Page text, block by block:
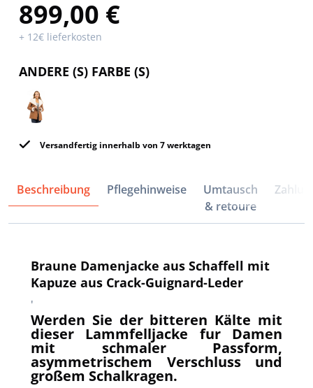
899,00 €
+ 12€ lieferkosten
ANDERE (S) FARBE (S)
Versandfertig innerhalb von 7 werktagen
Beschreibung Pflegehinweise
Umtausch
& retoure
Braune Damenjacke aus Schaffell mit
Kapuze aus Crack-Guignard-Leder
'
Werden Sie der bitteren Kälte mit
dieser Lammfelljacke fur Damen
mit schmaler Passform,
asymmetrischem Verschluss und
großem Schalkragen.